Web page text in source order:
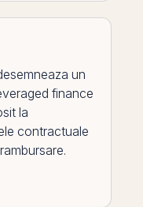
un
finance
la
contractuale